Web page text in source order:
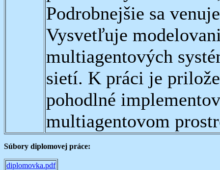
Podrobnejšie sa
Vysvetľuje
multiagentových
sietí. K práci je
pohodlné
multiagentovom
Súbory diplomovej práce:
diplomovka.pdf